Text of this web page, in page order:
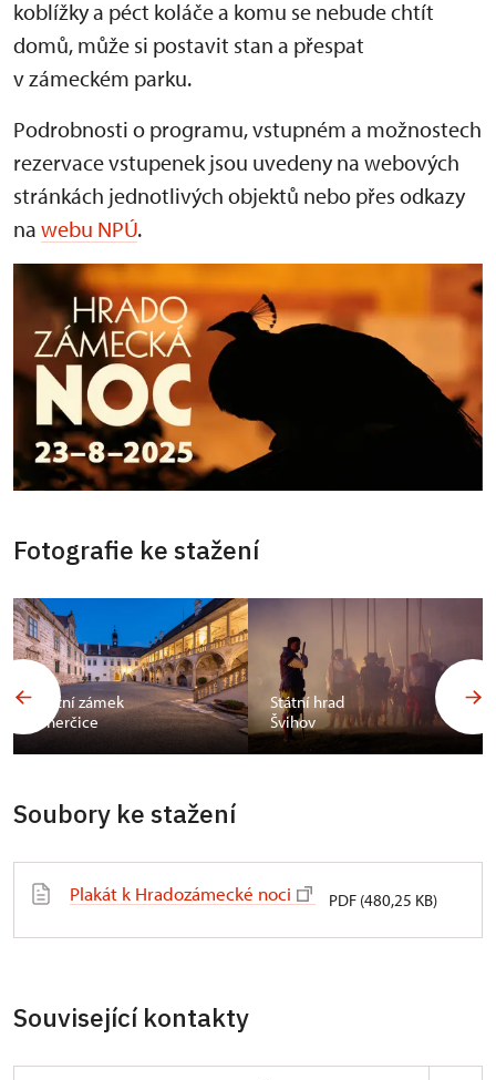
koblížky a péct koláče a komu se nebude chtít
domů, může si postavit stan a přespat
v zámeckém parku.
Podrobnosti o programu, vstupném a možnostech
rezervace vstupenek jsou uvedeny na webových
stránkách jednotlivých objektů nebo přes odkazy
na webu NPÚ.
Fotografie ke stažení
Státní zámek
Uherčice
Státní hrad
Švihov
Soubory ke stažení
Plakát k Hradozámecké noci PDF (480,25 KB)
Související kontakty